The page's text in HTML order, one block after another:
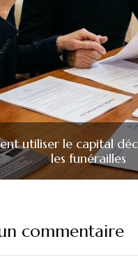
utiliser le capital
les funérailles
commentaire